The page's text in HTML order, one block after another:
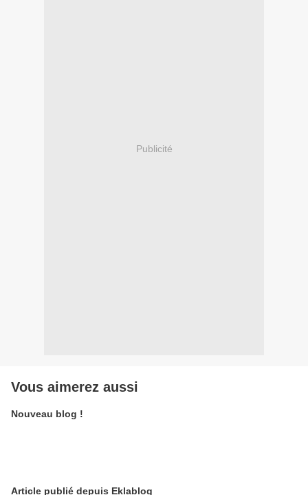
Publicité
Vous aimerez aussi
Nouveau blog !
Article publié depuis Eklablog